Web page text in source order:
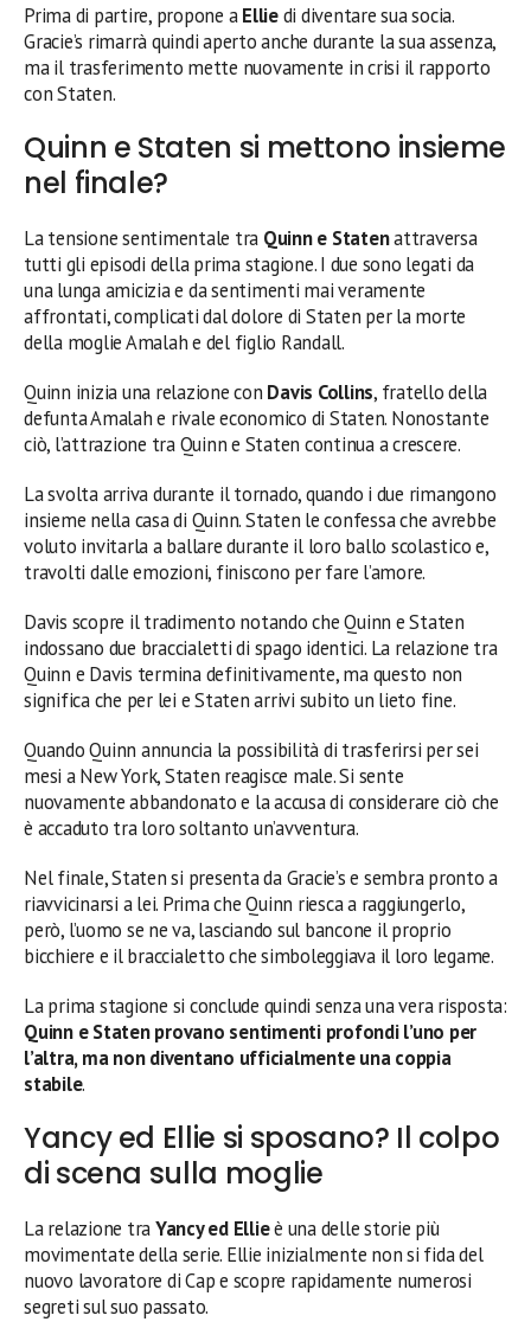
Prima di partire, propone aElliedi diventare sua socia.
Gracie’s rimarrà quindi aperto anche durante la sua assenza,
ma il trasferimento mette nuovamente in crisi il rapporto
con Staten.
Quinn e Staten si mettono insieme
nel finale?
La tensione sentimentale tra Quinn e Statenattraversa
tutti gli episodi della prima stagione. I due sono legati da
una lunga amicizia e da sentimenti mai veramente
affrontati, complicati dal dolore di Staten per la morte
della moglie Amalah e del figlio Randall.
Quinn inizia una relazione con Davis Collins, fratello della
defunta Amalah e rivale economico di Staten. Nonostante
ciò, l’attrazione tra Quinn e Staten continua a crescere.
La svolta arriva durante il tornado, quando i due rimangono
insieme nella casa di Quinn. Staten le confessa che avrebbe
voluto invitarla a ballare durante il loro ballo scolastico e,
travolti dalle emozioni, finiscono per fare l’amore.
Davis scopre il tradimento notando che Quinn e Staten
indossano due braccialetti di spago identici. La relazione tra
Quinn e Davis termina definitivamente, ma questo non
significa che per lei e Staten arrivi subito un lieto fine.
Quando Quinn annuncia la possibilità di trasferirsi per sei
mesi a New York, Staten reagisce male. Si sente
nuovamente abbandonato e la accusa di considerare ciò che
è accaduto tra loro soltanto un’avventura.
Nel finale, Staten si presenta da Gracie’s e sembra pronto a
riavvicinarsi a lei. Prima che Quinn riesca a raggiungerlo,
però, l’uomo se ne va, lasciando sul bancone il proprio
bicchiere e il braccialetto che simboleggiava il loro legame.
La prima stagione si conclude quindi senza una vera risposta:
Quinn e Staten provano sentimenti profondi l’uno per
l’altra, ma non diventano ufficialmente una coppia
stabile.
Yancy ed Ellie si sposano? Il colpo
di scena sulla moglie
La relazione traYancy ed Ellieè una delle storie più
movimentate della serie. Ellie inizialmente non si fida del
nuovo lavoratore di Cap e scopre rapidamente numerosi
segreti sul suo passato.